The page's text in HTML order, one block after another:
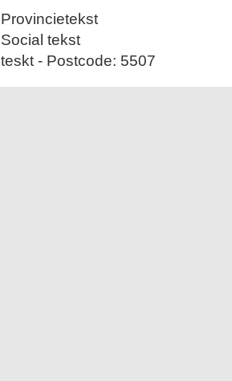
Provincietekst
Social tekst
teskt - Postcode: 5507